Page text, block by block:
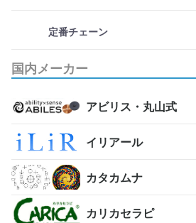
定番チェーン
国内メーカー
アビリス・丸山式
イリアール
カタカムナ
カリカセラピ